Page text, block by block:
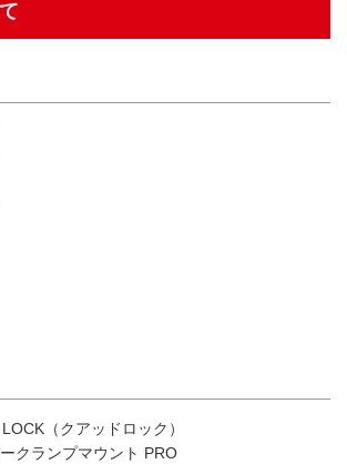
（クアッドロック）
クランプマウント PRO